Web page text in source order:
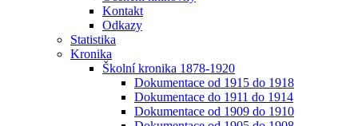
Kontakt
Odkazy
Statistika
Kronika
Školní kronika 1878-1920
Dokumentace od 1915 do 1918
Dokumentace do 1911 do 1914
Dokumentace od 1909 do 1910